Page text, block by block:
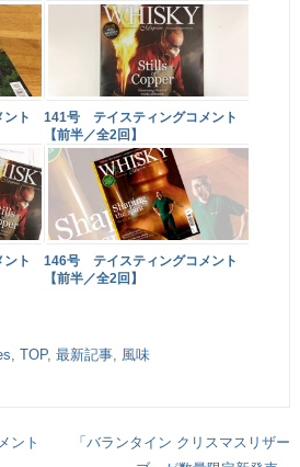
ト
141号 テイスティングコメント
【前半／全2回】
ト
146号 テイスティングコメント
【前半／全2回】
TOP, 最新記事, 風味
ント
「バランタイン クリスマスリザー